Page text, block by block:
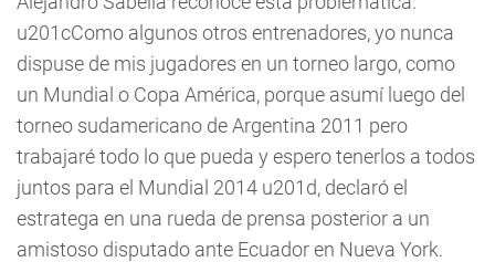
u201cComo algunos otros entrenadores, yo nunca
dispuse de mis jugadores en un torneo largo, como
un Mundial o Copa América, porque asumí luego del
torneo sudamericano de Argentina 2011 pero
trabajaré todo lo que pueda y espero tenerlos a todos
juntos para el Mundial 2014 u201d, declaró el
estratega en una rueda de prensa posterior a un
amistoso disputado ante Ecuador en Nueva York.